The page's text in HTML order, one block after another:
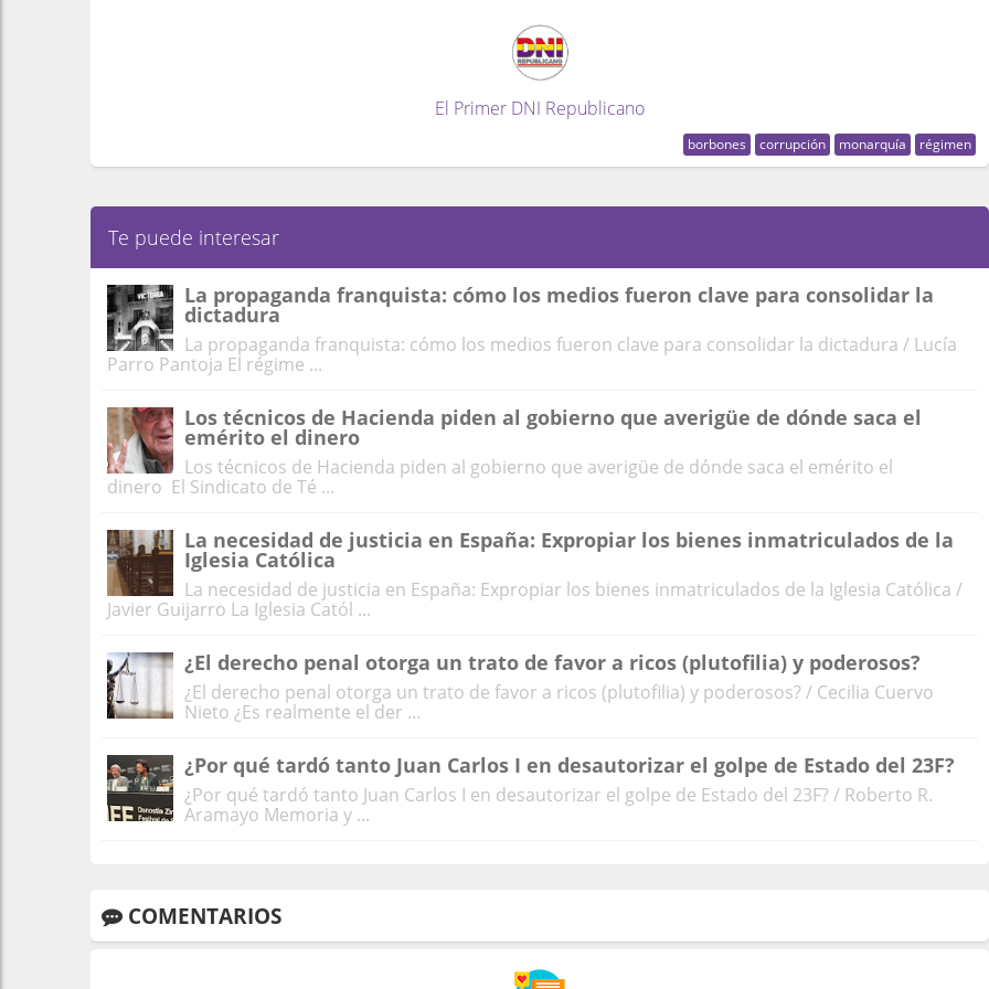
El Primer DNI Republicano
borbones corrupción monarquía régimen
Te puede interesar
La propaganda franquista: cómo los medios fueron clave para consolidar la
dictadura
La propaganda franquista: cómo los medios fueron clave para consolidar la dictadura / Lucía
Parro Pantoja El régime ...
Los técnicos de Hacienda piden al gobierno que averigüe de dónde saca el
emérito el dinero
Los técnicos de Hacienda piden al gobierno que averigüe de dónde saca el emérito el
dinero El Sindicato de Té ...
La necesidad de justicia en España: Expropiar los bienes inmatriculados de la
Iglesia Católica
La necesidad de justicia en España: Expropiar los bienes inmatriculados de la Iglesia Católica /
Javier Guijarro La Iglesia Catól ...
¿El derecho penal otorga un trato de favor a ricos (plutofilia) y poderosos?
¿El derecho penal otorga un trato de favor a ricos (plutofilia) y poderosos? / Cecilia Cuervo
Nieto ¿Es realmente el der ...
¿Por qué tardó tanto Juan Carlos I en desautorizar el golpe de Estado del 23F?
¿Por qué tardó tanto Juan Carlos I en desautorizar el golpe de Estado del 23F? / Roberto R.
Aramayo Memoria y ...
COMENTARIOS